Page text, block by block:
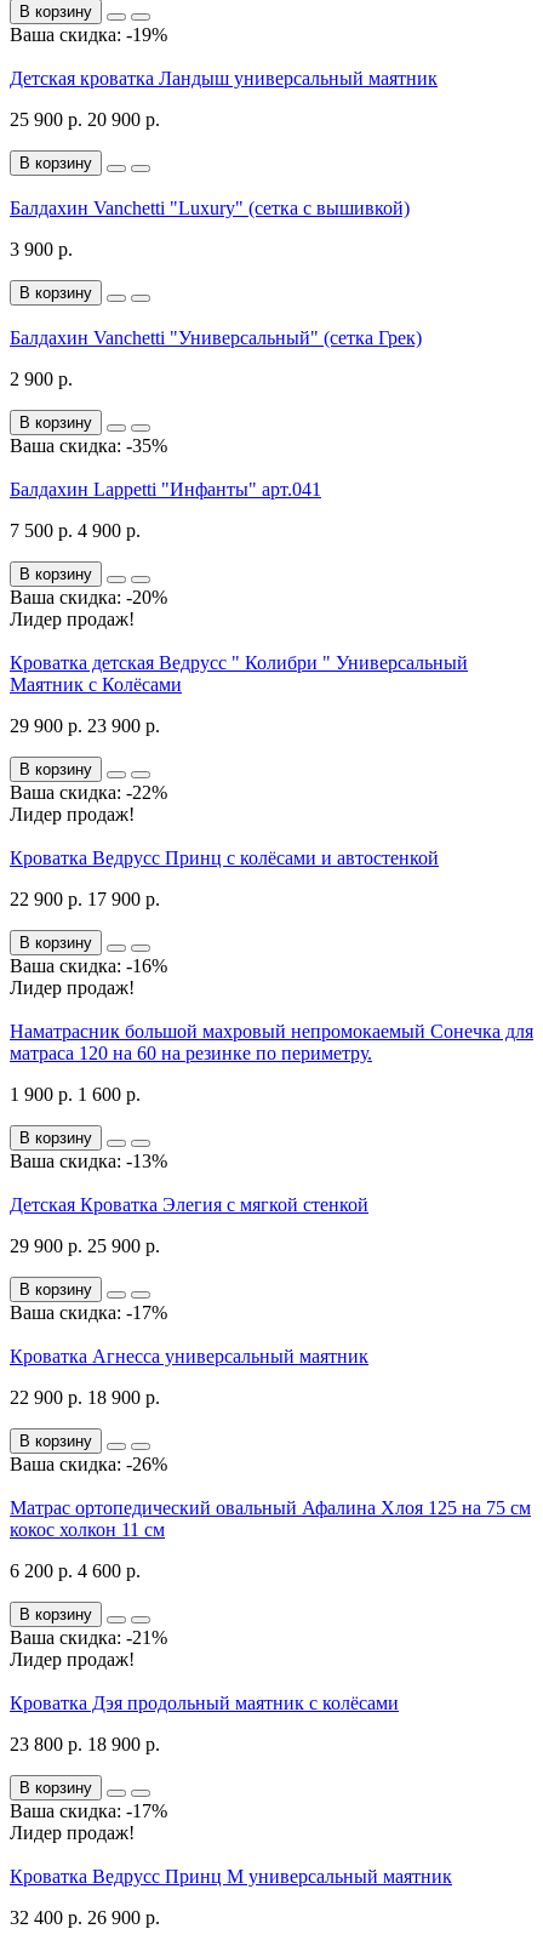
В корзину
Ваша скидка: -19%
Детская кроватка Ландыш универсальный маятник
25 900 р. 20 900 р.
В корзину
Балдахин Vanchetti "Luxury" (сетка с вышивкой)
3 900 р.
В корзину
Балдахин Vanchetti "Универсальный" (сетка Грек)
2 900 р.
В корзину
Ваша скидка: -35%
Балдахин Lappetti "Инфанты" арт.041
7 500 р. 4 900 р.
В корзину
Ваша скидка: -20%
Лидер продаж!
Кроватка детская Ведрусс " Колибри " Универсальный
Маятник с Колёсами
29 900 р. 23 900 р.
В корзину
Ваша скидка: -22%
Лидер продаж!
Кроватка Ведрусс Принц с колёсами и автостенкой
22 900 р. 17 900 р.
В корзину
Ваша скидка: -16%
Лидер продаж!
Наматрасник большой махровый непромокаемый Сонечка для
матраса 120 на 60 на резинке по периметру.
1 900 р. 1 600 р.
В корзину
Ваша скидка: -13%
Детская Кроватка Элегия с мягкой стенкой
29 900 р. 25 900 р.
В корзину
Ваша скидка: -17%
Кроватка Агнесса универсальный маятник
22 900 р. 18 900 р.
В корзину
Ваша скидка: -26%
Матрас ортопедический овальный Афалина Хлоя 125 на 75 см
кокос холкон 11 см
6 200 р. 4 600 р.
В корзину
Ваша скидка: -21%
Лидер продаж!
Кроватка Дэя продольный маятник с колёсами
23 800 р. 18 900 р.
В корзину
Ваша скидка: -17%
Лидер продаж!
Кроватка Ведрусс Принц М универсальный маятник
32 400 р. 26 900 р.